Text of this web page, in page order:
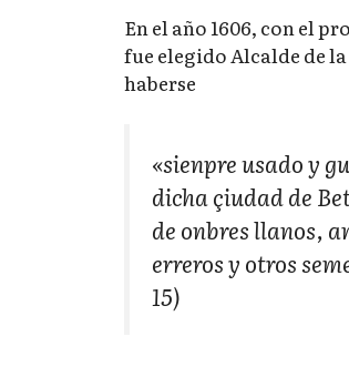
En el año 1606, con el
fue elegido Alcalde de
haberse
«sienpre usado y
dicha çiudad de
de onbres llanos,
erreros y otros
15)